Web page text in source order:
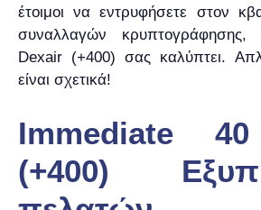
έτοιμοι να εντρυφήσετε στον
συναλλαγών
Dexair (+400) σας καλύπτει.
είναι σχετικά!
Immediate
(+400)